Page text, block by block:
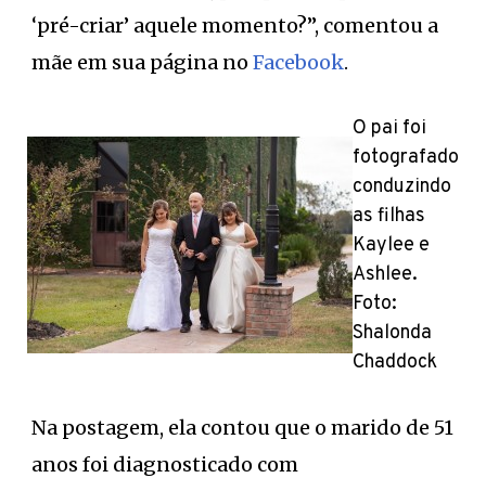
‘pré-criar’ aquele momento?”, comentou a
mãe em sua página no Facebook.
O pai foi
fotografado
conduzindo
as filhas
Kaylee e
Ashlee.
Foto:
Shalonda
Chaddock
Na postagem, ela contou que o marido de 51
anos foi diagnosticado com